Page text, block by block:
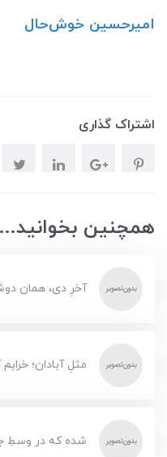
امیرحسین ‌خوش‌حال
اشتراک گذاری
همچنین بخوانید...
آخرِ دی، همان
مثلِ آبادان؛
شده که در وسطِ